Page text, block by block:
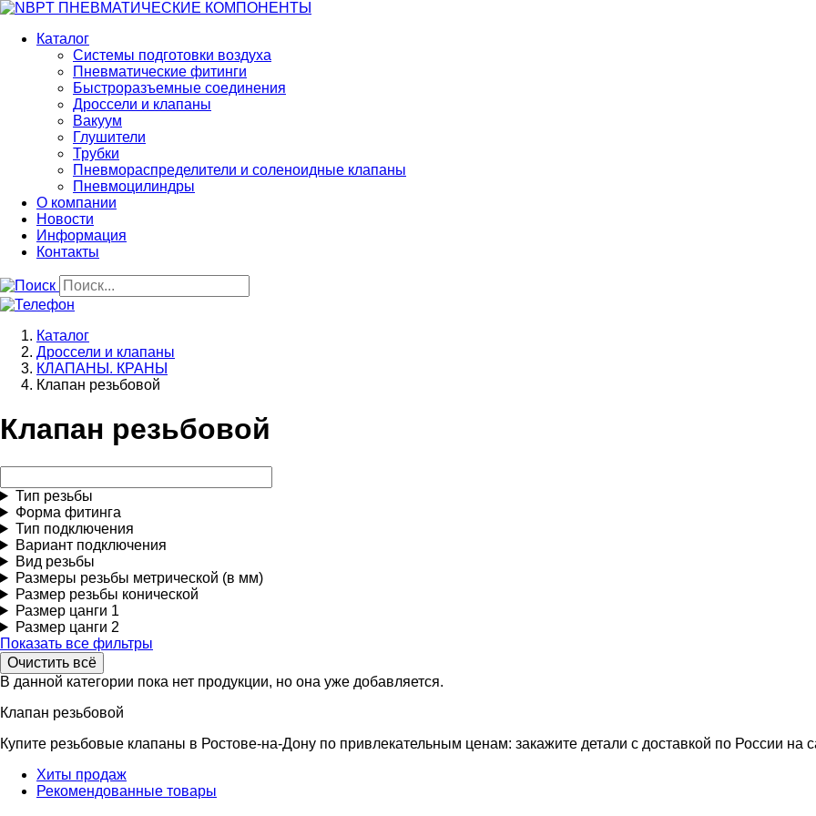
Перейти
основному
содержанию
Каталог
Системы подготовки воздуха
Пневматические фитинги
Быстроразъемные соединения
Дроссели и клапаны
Вакуум
Глушители
Трубки
Пневмораспределители и соленоидные клапаны
Пневмоцилиндры
О компании
Новости
Информация
Контакты
Строка
навигации
Каталог
Дроссели и клапаны
КЛАПАНЫ. КРАНЫ
Клапан резьбовой
Клапан резьбовой
Тип резьбы
Форма фитинга
Тип подключения
Вариант подключения
Вид резьбы
Размеры резьбы метрической (в мм)
Размер резьбы конической
Размер цанги 1
Размер цанги 2
Показать все фильтры
В данной категории пока нет продукции, но она уже добавляется.
Клапан резьбовой
Купите резьбовые клапаны в Ростове-на-Дону по привлекательным ценам: закажите детали с доставкой по России
Хиты продаж
Рекомендованные товары